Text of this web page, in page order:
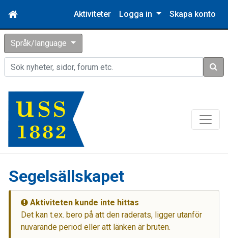
Aktiviteter Logga in Skapa konto
Språk/language
Sök
Segelsällskapet
Aktiviteten kunde inte hittas
Det kan t.ex. bero på att den raderats, ligger utanför
nuvarande period eller att länken är bruten.